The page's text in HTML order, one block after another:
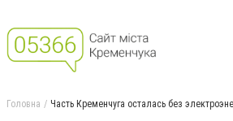
Головна Часть Кременчуга осталась без